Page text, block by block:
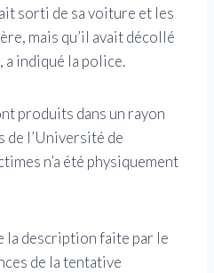
sorti de sa voiture et les
mais qu’il avait décollé
a indiqué la police.
produits dans un rayon
de l’Université de
n’a été physiquement
la description faite par le
de la tentative